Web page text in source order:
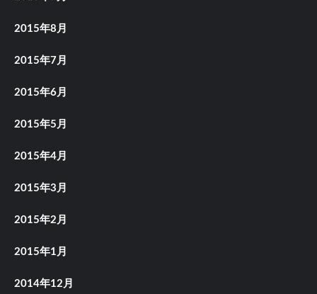
2015年8月
2015年7月
2015年6月
2015年5月
2015年4月
2015年3月
2015年2月
2015年1月
2014年12月